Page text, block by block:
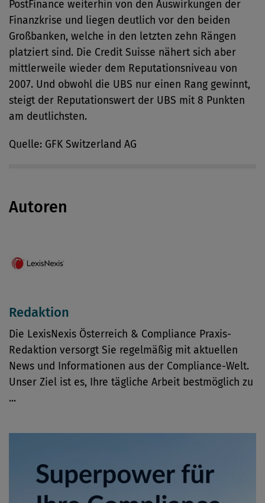
PostFinance weiterhin von den Auswirkungen der
Finanzkrise und liegen deutlich vor den beiden
Großbanken, welche in den letzten zehn Rängen
platziert sind. Die Credit Suisse nähert sich aber
mittlerweile wieder dem Reputationsniveau von
2007. Und obwohl die UBS nur einen Rang gewinnt,
steigt der Reputationswert der UBS mit 8 Punkten
am deutlichsten.
Quelle: GFK Switzerland AG
Autoren
Redaktion
Die LexisNexis Österreich & Compliance Praxis-
Redaktion versorgt Sie regelmäßig mit aktuellen
News und Informationen aus der Compliance-Welt.
Unser Ziel ist es, Ihre tägliche Arbeit bestmöglich zu
...